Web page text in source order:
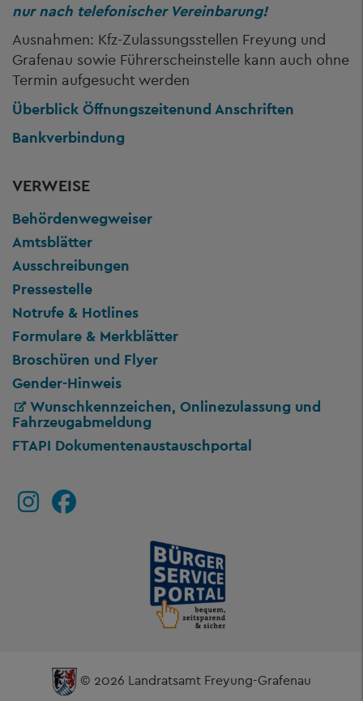
nur nach telefonischer Vereinbarung!
Ausnahmen: Kfz-Zulassungsstellen Freyung und
Grafenau sowie Führerscheinstelle kann auch ohne
Termin aufgesucht werden
Überblick Öffnungszeitenund Anschriften
Bankverbindung
VERWEISE
Behördenwegweiser
Amtsblätter
Ausschreibungen
Pressestelle
Notrufe & Hotlines
Formulare & Merkblätter
Broschüren und Flyer
Gender-Hinweis
Wunschkennzeichen, Onlinezulassung und
Fahrzeugabmeldung
FTAPI Dokumentenaustauschportal
© 2026 Landratsamt Freyung-Grafenau